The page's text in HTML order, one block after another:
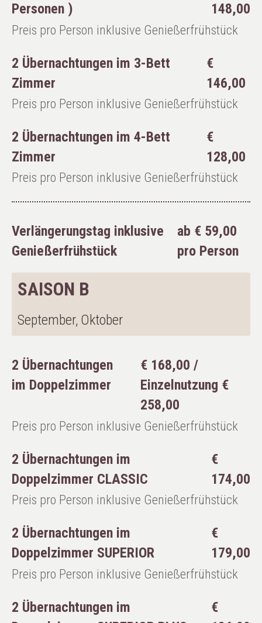
Personen )
148,00
Preis pro Person inklusive Genießerfrühstück
2 Übernachtungen im 3-Bett
Zimmer
€
146,00
Preis pro Person inklusive Genießerfrühstück
2 Übernachtungen im 4-Bett
Zimmer
€
128,00
Preis pro Person inklusive Genießerfrühstück
Verlängerungstag inklusive
Genießerfrühstück
ab € 59,00
pro Person
SAISON B
September, Oktober
2 Übernachtungen
im Doppelzimmer
€ 168,00 /
Einzelnutzung €
258,00
Preis pro Person inklusive Genießerfrühstück
2 Übernachtungen im
Doppelzimmer CLASSIC
€
174,00
Preis pro Person inklusive Genießerfrühstück
2 Übernachtungen im
Doppelzimmer SUPERIOR
€
179,00
Preis pro Person inklusive Genießerfrühstück
2 Übernachtungen im
€